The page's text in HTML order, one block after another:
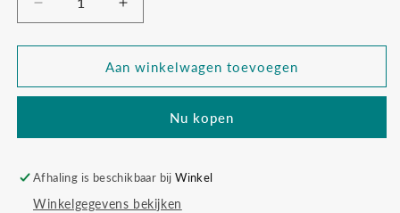
Aantal
verlagen
voor
vang
Aantal
verhogen
voor
Goki
vang
Aan winkelwagen toevoegen
Nu kopen
Afhaling is beschikbaar bijWinkel
Winkelgegevens bekijken